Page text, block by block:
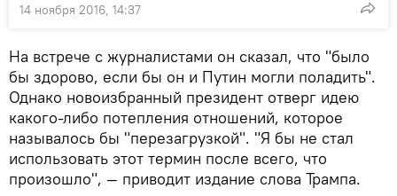
14 ноября 2016, 14:37
На встрече с журналистами он сказал, что "было
бы здорово, если бы он и Путин могли поладить".
Однако новоизбранный президент отверг идею
какого-либо потепления отношений, которое
называлось бы "перезагрузкой". "Я бы не стал
использовать этот термин после всего, что
произошло", — приводит издание слова Трампа.